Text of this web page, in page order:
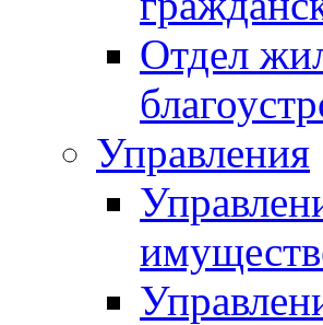
Отдел
Управления